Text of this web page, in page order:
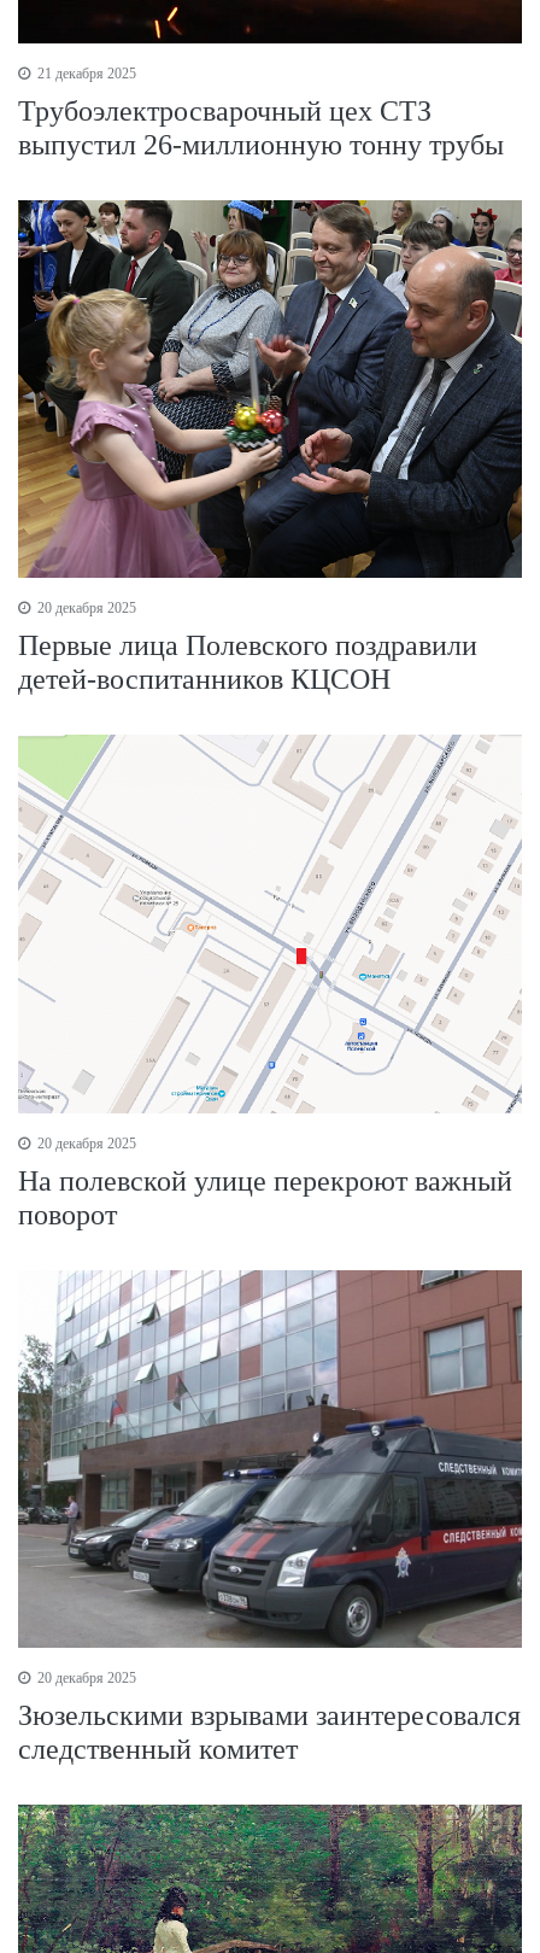
21 декабря 2025
Трубоэлектросварочный цех СТЗ
выпустил 26-миллионную тонну трубы
20 декабря 2025
Первые лица Полевского поздравили
детей-воспитанников КЦСОН
20 декабря 2025
На полевской улице перекроют важный
поворот
20 декабря 2025
Зюзельскими взрывами заинтересовался
следственный комитет